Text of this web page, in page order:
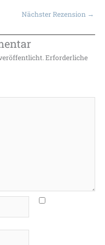
Nächster Rezension →
Erforderliche